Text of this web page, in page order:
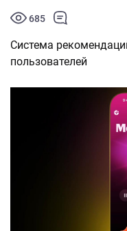
685
Система
пользователей